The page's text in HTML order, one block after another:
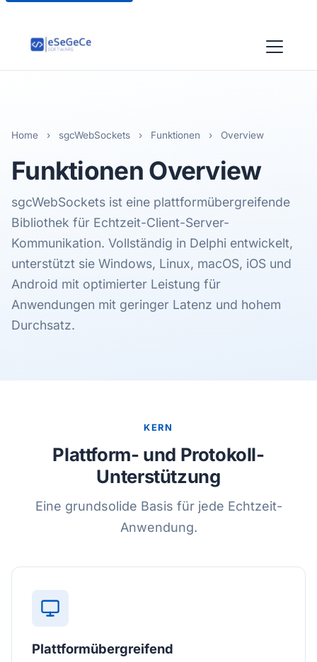
Home › sgcWebSockets › Funktionen › Overview
Funktionen Overview
sgcWebSockets ist eine plattformübergreifende
Bibliothek für Echtzeit-Client-Server-
Kommunikation. Vollständig in Delphi entwickelt,
unterstützt sie Windows, Linux, macOS, iOS und
Android mit optimierter Leistung für
Anwendungen mit geringer Latenz und hohem
Durchsatz.
KERN
Plattform- und Protokoll-
Unterstützung
Eine grundsolide Basis für jede Echtzeit-
Anwendung.
Plattformübergreifend